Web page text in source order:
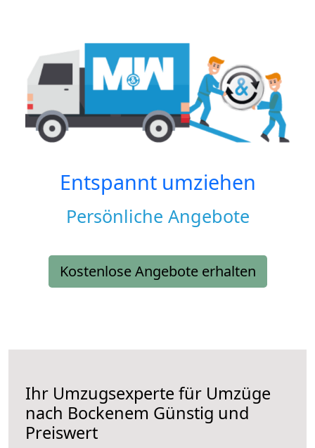
Entspannt umziehen
Persönliche Angebote
Kostenlose Angebote erhalten
Ihr Umzugsexperte für Umzüge
nach Bockenem Günstig und
Preiswert